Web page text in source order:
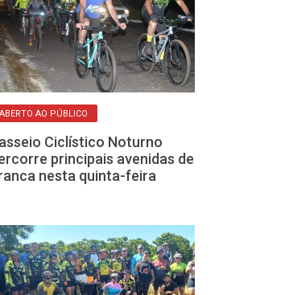
ABERTO AO PÚBLICO
Ciclístico Noturno
principais avenidas de
nesta quinta-feira